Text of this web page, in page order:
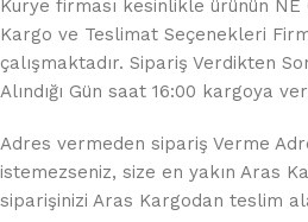
Kurye firması kesinlikle ürünün NE
Kargo ve Teslimat Seçenekleri
çalışmaktadır. Sipariş Verdikten
Alındığı Gün saat 16:00 kargoya
Adres vermeden sipariş Verme
istemezseniz, size en yakın Aras
siparişinizi Aras Kargodan teslim